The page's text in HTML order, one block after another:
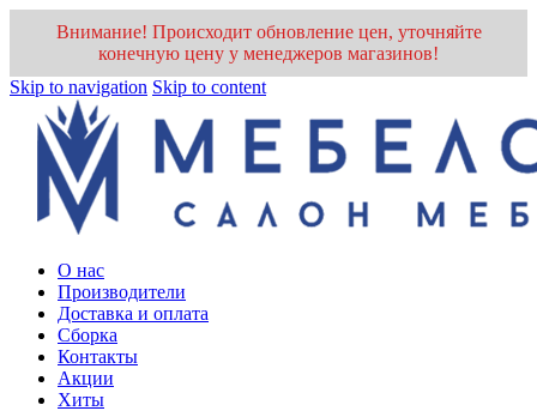
Внимание! Происходит обновление цен, уточняйте
конечную цену у менеджеров магазинов!
Skip to navigation Skip to content
О нас
Производители
Доставка и оплата
Cборка
Контакты
Акции
Хиты